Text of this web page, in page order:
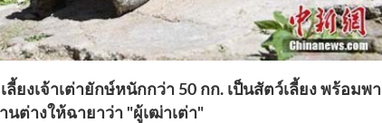
ลี้ยงเจ้าเต่ายักษ์หนักกว่า 50 กก. เป็นสัตว์เลี้ยง พร้อมพา
นต่างให้ฉายาว่า "ผู้เฒ่าเต่า"